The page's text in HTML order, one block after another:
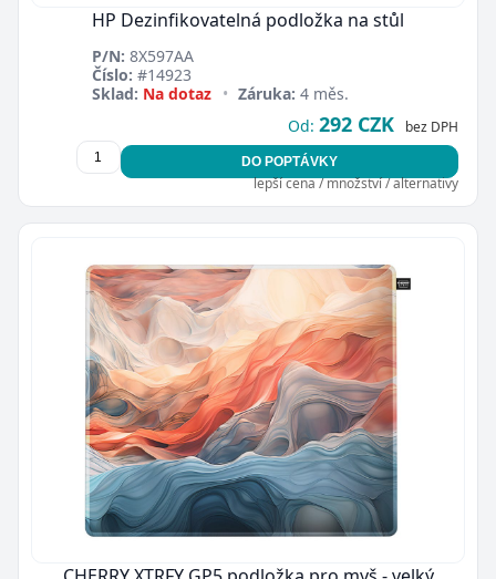
HP Dezinfikovatelná podložka na stůl
P/N: 8X597AA
Číslo: #14923
Sklad: Na dotaz • Záruka: 4 měs.
Od: 292 CZK bez DPH
DO POPTÁVKY
lepší cena / množství / alternativy